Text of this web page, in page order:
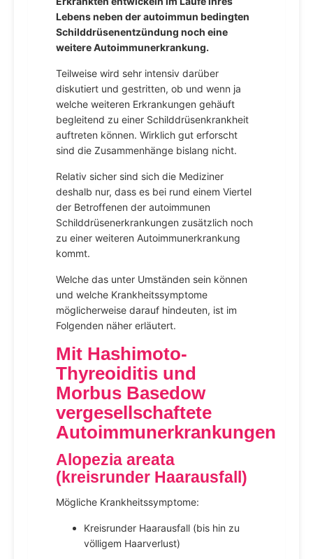
Lebens neben der autoimmun bedingten
Schilddrüsenentzündung noch eine
weitere Autoimmunerkrankung.
Teilweise wird sehr intensiv darüber
diskutiert und gestritten, ob und wenn ja
welche weiteren Erkrankungen gehäuft
begleitend zu einer Schilddrüsenkrankheit
auftreten können. Wirklich gut erforscht
sind die Zusammenhänge bislang nicht.
Relativ sicher sind sich die Mediziner
deshalb nur, dass es bei rund einem Viertel
der Betroffenen der autoimmunen
Schilddrüsenerkrankungen zusätzlich noch
zu einer weiteren Autoimmunerkrankung
kommt.
Welche das unter Umständen sein können
und welche Krankheitssymptome
möglicherweise darauf hindeuten, ist im
Folgenden näher erläutert.
Mit Hashimoto-
Thyreoiditis und
Morbus Basedow
vergesellschaftete
Autoimmunerkrankungen
Alopezia areata
(kreisrunder Haarausfall)
Mögliche Krankheitssymptome:
Kreisrunder Haarausfall (bis hin zu
völligem Haarverlust)